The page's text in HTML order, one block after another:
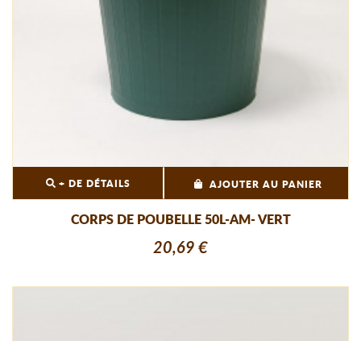
+ DE DÉTAILS AJOUTER AU PANIER
CORPS DE POUBELLE 50L-AM- VERT
20,69 €